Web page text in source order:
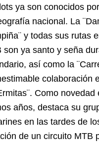
ya son conocidos
nacional. La
y todas sus rutas
son ya santo y seña
así como la
colaboración
Como novedad
años, destaca su
en las tardes de
de un circuito MTB